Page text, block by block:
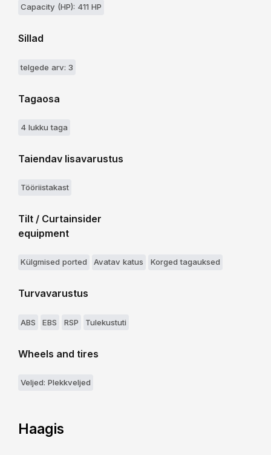
Capacity (HP): 411 HP
Sillad
telgede arv: 3
Tagaosa
4 lukku taga
Taiendav lisavarustus
Tööriistakast
Tilt / Curtainsider
equipment
Külgmised ported Avatav katus Korged tagauksed
Turvavarustus
ABS EBS RSP Tulekustuti
Wheels and tires
Veljed: Plekkveljed
Haagis